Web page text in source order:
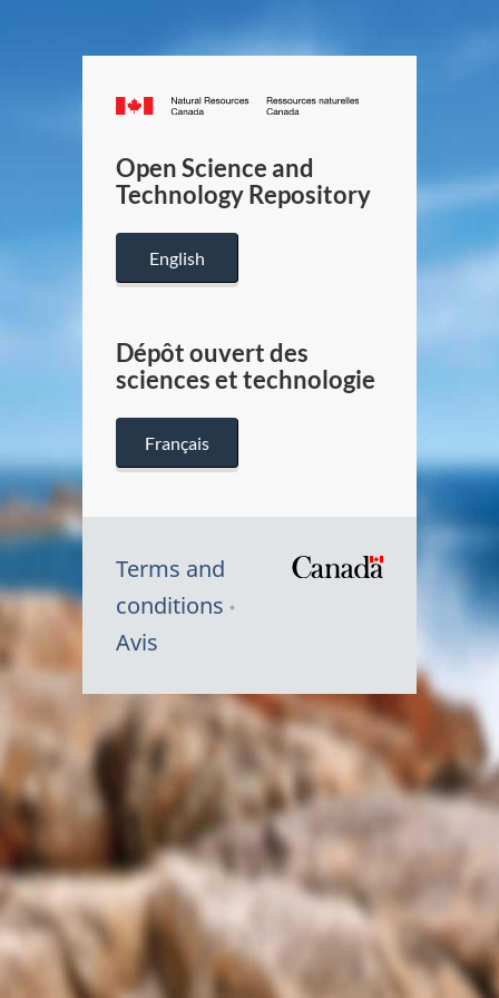
Canada.ca
/
Canada
Open Science and
Technology Repository
English
Dépôt ouvert des
sciences et technologie
Français
Terms and
conditions
Avis
Symbole
du
Canada